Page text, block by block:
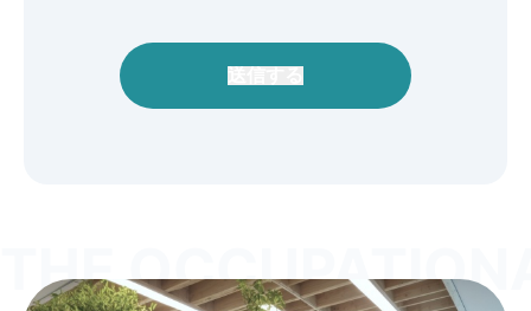
THE